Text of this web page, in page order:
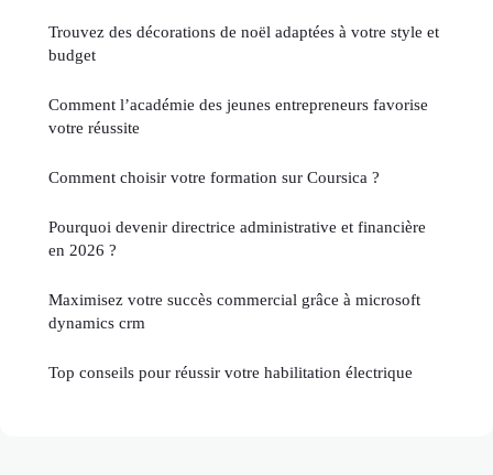
Trouvez des décorations de noël adaptées à votre style et
budget
Comment l’académie des jeunes entrepreneurs favorise
votre réussite
Comment choisir votre formation sur Coursica ?
Pourquoi devenir directrice administrative et financière
en 2026 ?
Maximisez votre succès commercial grâce à microsoft
dynamics crm
Top conseils pour réussir votre habilitation électrique